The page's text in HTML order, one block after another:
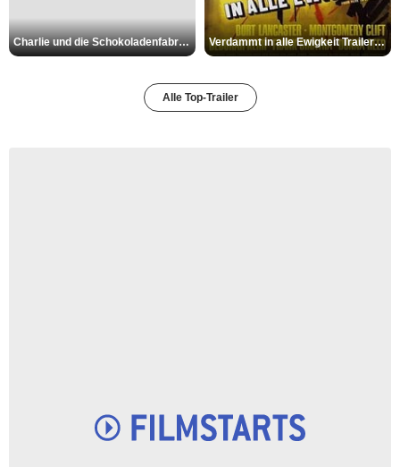
Charlie und die Schokoladenfabrik Trailer OV Verdammt in alle Ewigkeit Trailer OV
Alle Top-Trailer